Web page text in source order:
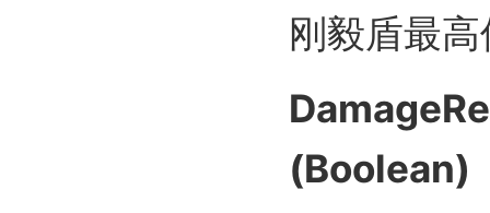
刚毅盾最
(Boolean)